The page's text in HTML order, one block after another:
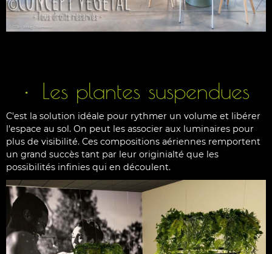
Les plantes suspendues
C'est la solution idéale pour rythmer un volume et libérer
l'espace au sol. On peut les associer aux luminaires pour
plus de visibilité. Ces compositions aériennes remportent
un grand succès tant par leur originialté que les
possibilités infinies qui en découlent.